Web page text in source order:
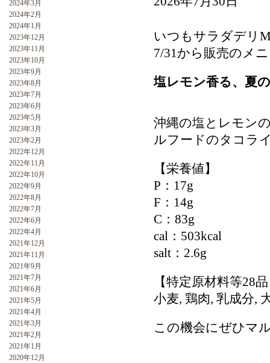
2024年3月
2024年2月
2024年1月
2023年12月
2023年11月
2023年10月
2023年9月
2023年8月
2023年7月
2023年6月
2023年5月
2023年3月
2023年2月
2022年12月
2022年11月
2022年10月
2022年9月
2022年8月
2022年7月
2022年6月
2022年4月
2021年12月
2021年11月
2021年9月
2021年7月
2021年6月
2021年5月
2021年4月
2021年3月
2021年2月
2021年1月
2020年12月
いつもサラダデリ
7/31から販売のメ
塩レモン香る、夏
沖縄の塩とレモン
ルフードのタコラ
【栄養値】
P：17g
F：14g
C：83g
cal：503kcal
salt：2.6g
【特定原材料等28
小麦, 鶏肉, 乳成分,
この機会にぜひマ